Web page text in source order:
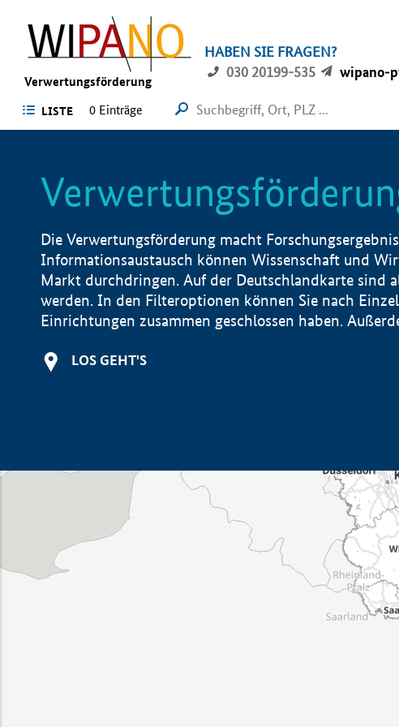
Verwertungsförderung
HABEN SIE FRAGEN?
030 20199-535
wipano-
LISTE 0 Einträge
Die Verwertungsförderung macht
Informationsaustausch können Wissenschaft und
Markt durchdringen. Auf der Deutschlandkarte sind
werden. In den Filteroptionen können Sie nach
Einrichtungen zusammen geschlossen haben.
LOS GEHT'S